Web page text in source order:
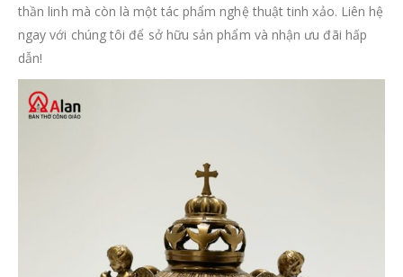
thần linh mà còn là một tác phẩm nghệ thuật tinh xảo. Liên hệ
ngay với chúng tôi để sở hữu sản phẩm và nhận ưu đãi hấp
dẫn!